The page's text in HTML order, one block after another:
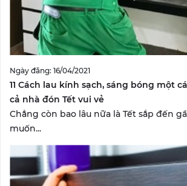
Ngày đăng: 16/04/2021
11 Cách lau kính sạch, sáng bóng một
cả nhà đón Tết vui vẻ
Chẳng còn bao lâu nữa là Tết sắp đến
muốn...